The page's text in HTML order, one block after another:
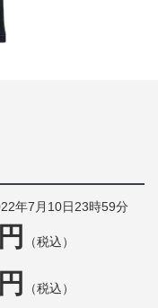
年7月10日23時59分
（税込）
（税込）